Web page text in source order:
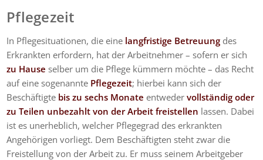
Pflegezeit
In Pflegesituationen, die eine langfristige Betreuung des
Erkrankten erfordern, hat der Arbeitnehmer – sofern er sich
zu Hause selber um die Pflege kümmern möchte – das Recht
auf eine sogenannte Pflegezeit; hierbei kann sich der
Beschäftigte bis zu sechs Monate entwedervollständig oder
zu Teilen unbezahlt von der Arbeit freistellen lassen. Dabei
ist es unerheblich, welcher Pflegegrad des erkrankten
Angehörigen vorliegt. Dem Beschäftigten steht zwar die
Freistellung von der Arbeit zu. Er muss seinem Arbeitgeber